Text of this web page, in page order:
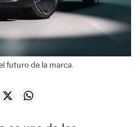
futuro de la marca.